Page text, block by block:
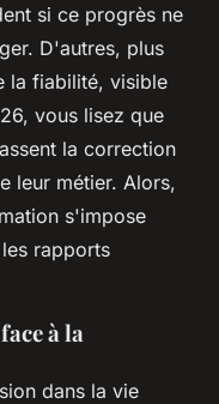
si ce progrès ne
D'autres, plus
la fiabilité, visible
vous lisez que
la correction
leur métier. Alors,
s'impose
rapports
à la
dans la vie